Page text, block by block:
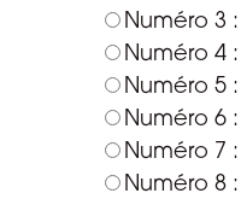
Numéro 3
Numéro 4
Numéro 5
Numéro 6
Numéro 7
Numéro 8